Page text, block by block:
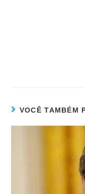
VOCÊ TAMBÉM